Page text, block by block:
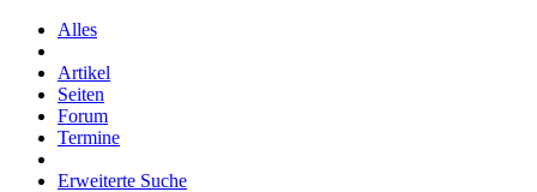
Alles
Artikel
Seiten
Forum
Termine
Erweiterte Suche